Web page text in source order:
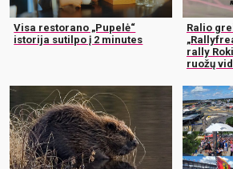
Visa restorano „Pupelė“
istorija sutilpo į 2 minutes
Ralio
rally
ruožų